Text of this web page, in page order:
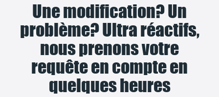
Une modification? Un
problème? Ultra réactifs,
nous prenons votre
requête en compte en
quelques heures